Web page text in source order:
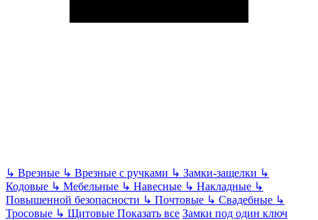
↳ Врезные ↳ Врезные с ручками ↳ Замки-защелки ↳
Кодовые ↳ Мебельные ↳ Навесные ↳ Накладные ↳
Повышенной безопасности ↳ Почтовые ↳ Свадебные ↳
Тросовые ↳ Щитовые Показать все Замки под один ключ